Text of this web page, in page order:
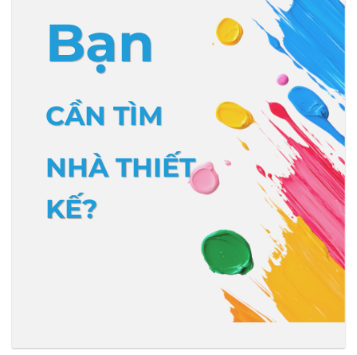
Bạn
CẦN TÌM
NHÀ THIẾT
KẾ?